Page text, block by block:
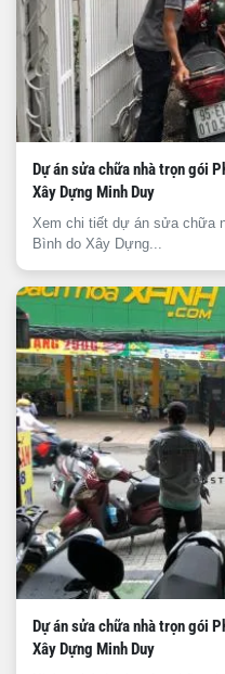
Dự án sửa chữa nhà trọn gói
Xây Dựng Minh Duy
Xem chi tiết dự án sửa chữa
Bình do Xây Dựng...
Dự án sửa chữa nhà trọn gói
Xây Dựng Minh Duy